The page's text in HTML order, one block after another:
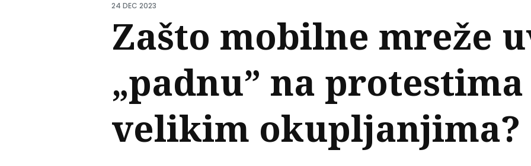
24 DEC 2023
Zašto mobilne mreže
„padnu” na
velikim okupljanjima?